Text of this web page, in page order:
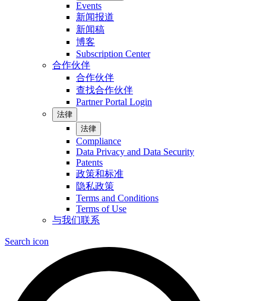
Events
新闻报道
新闻稿
博客
Subscription Center
合作伙伴
合作伙伴
查找合作伙伴
Partner Portal Login
法律
法律
Compliance
Data Privacy and Data Security
Patents
政策和标准
隐私政策
Terms and Conditions
Terms of Use
与我们联系
Search icon